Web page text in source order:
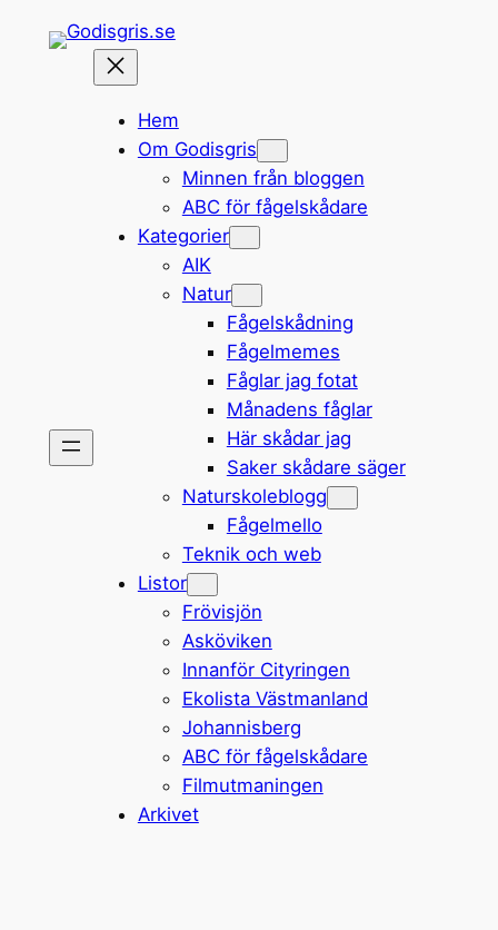
Hem
Om Godisgris
Minnen från bloggen
ABC för fågelskådare
Kategorier
AIK
Natur
Fågelskådning
Fågelmemes
Fåglar jag fotat
Månadens fåglar
Här skådar jag
Saker skådare säger
Naturskoleblogg
Fågelmello
Teknik och web
Listor
Frövisjön
Asköviken
Innanför Cityringen
Ekolista Västmanland
Johannisberg
ABC för fågelskådare
Filmutmaningen
Arkivet